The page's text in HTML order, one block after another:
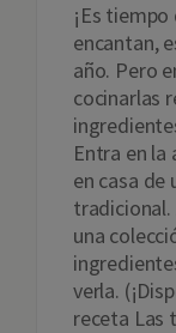
¡Es
encantan,
año. Pero
cocinarlas
Entra en la
en casa de
tradicional.
una
verla.
receta